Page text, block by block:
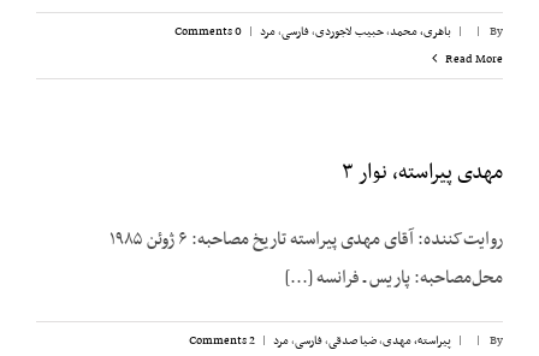
By
|
| باهری، محمد,حبیب لاجوردی,فارسی,مرد |
0 Comments
Read More
مهدی پیراسته، نوار ۳
روایت‌کننده: آقای مهدی پیراسته تاریخ مصاحبه: ۶ ژوئن ۱۹۸۵
محل‌مصاحبه: پاریس ـ فرانسه [...]
By
|
| پیراسته، مهدی,ضیا صدقی,فارسی,مرد |
2 Comments